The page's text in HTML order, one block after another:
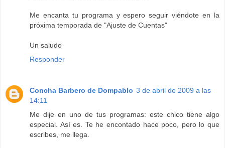
Me encanta tu programa y espero seguir viéndote en la
próxima temporada de "Ajuste de Cuentas"
Un saludo
Responder
Concha Barbero de Dompablo 3 de abril de 2009 a las
14:11
Me dije en uno de tus programas: este chico tiene algo
especial. Así es. Te he encontado hace poco, pero lo que
escribes, me llega.